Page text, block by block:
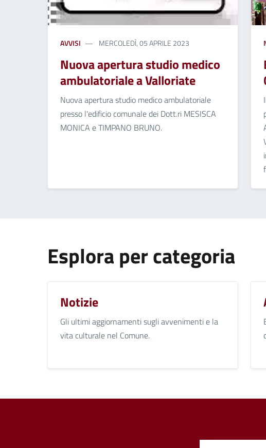
AVVISI MERCOLEDÌ, 05 APRILE 2023
Nuova apertura studio medico
ambulatoriale a Valloriate
Nuova apertura studio medico ambulatoriale
presso l'edificio comunale dei Dott.ri MESISCA
MONICA e TIMPANO BRUNO.
Esplora per categoria
Notizie
Gli ultimi aggiornamenti sugli avvenimenti e la
vita culturale nel Comune.